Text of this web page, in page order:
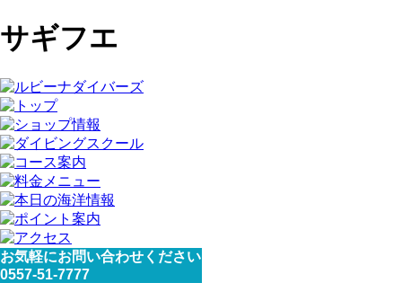
サギフエ
お気軽にお問い合わせください
0557-51-7777